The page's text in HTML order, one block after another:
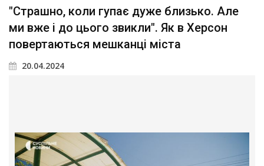
"Страшно, коли гупає дуже близько. Але
ми вже і до цього звикли". Як в Херсон
повертаються мешканці міста
20.04.2024